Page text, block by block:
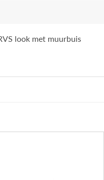
look met muurbuis